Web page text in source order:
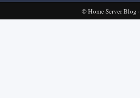
©Home Server Blog